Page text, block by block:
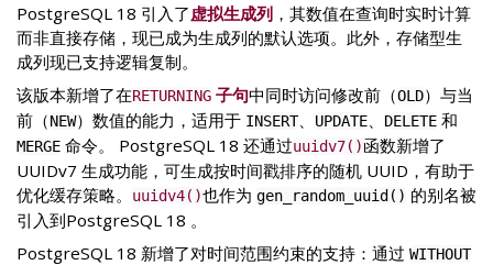
PostgreSQL 18 引入了虚拟生成列 ，其数值在查询时实时计算
而非直接存储，现已成为生成列的默认选项。此外，存储型生
成列现已支持逻辑复制。
该版本新增了在RETURNING 子句中同时访问修改前（OLD）与当
前（NEW）数值的能力，适用于 INSERT、 UPDATE DELETE 和
MERGE 命令。 PostgreSQL 18 还通过uuidv7()函数新增了
UUIDv7 生成功能，可生成按时间戳排序的随机 UUID，有助于
优化缓存策略。
uuidv4()也作为 gen_random_uuid() 的别名被
引入到PostgreSQL 18 。
PostgreSQL 18 新增了对时间范围约束的支持：通过 WITHOUT